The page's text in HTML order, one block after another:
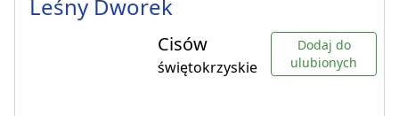
Leśny Dworek
Cisów
świętokrzyskie
Dodaj do
ulubionych